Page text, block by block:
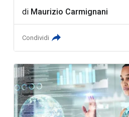
di Maurizio Carmignani
Condividi